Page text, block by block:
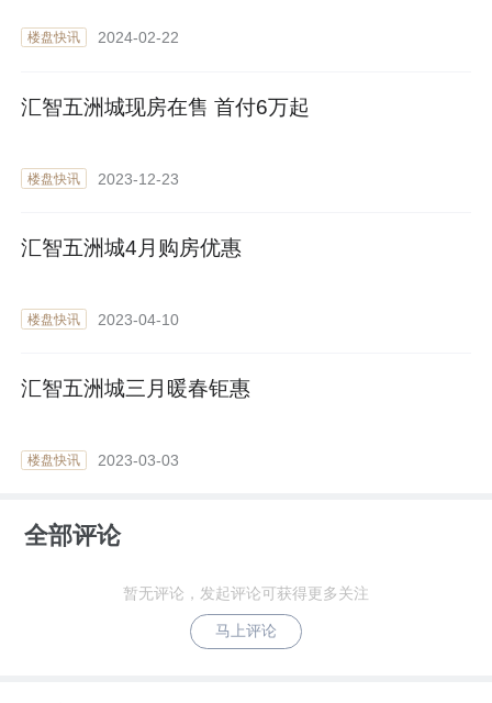
楼盘快讯 2024-02-22
汇智五洲城现房在售 首付6万起
楼盘快讯 2023-12-23
汇智五洲城4月购房优惠
楼盘快讯 2023-04-10
汇智五洲城三月暖春钜惠
楼盘快讯 2023-03-03
全部评论
暂无评论，发起评论可获得更多关注
马上评论